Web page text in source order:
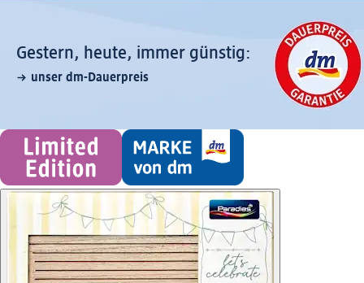
Gestern, heute, immer günstig:
unser dm-Dauerpreis